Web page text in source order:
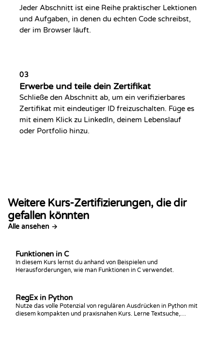
Jeder Abschnitt ist eine Reihe praktischer Lektionen
und Aufgaben, in denen du echten Code schreibst,
der im Browser läuft.
03
Erwerbe und teile dein Zertifikat
Schließe den Abschnitt ab, um ein verifizierbares
Zertifikat mit eindeutiger ID freizuschalten. Füge es
mit einem Klick zu LinkedIn, deinem Lebenslauf
oder Portfolio hinzu.
Weitere Kurs-Zertifizierungen, die dir
gefallen könnten
Alle ansehen →
Funktionen in C
In diesem Kurs lernst du anhand von Beispielen und
Herausforderungen, wie man Funktionen in C verwendet.
RegEx in Python
Nutze das volle Potenzial von regulären Ausdrücken in Python mit
diesem kompakten und praxisnahen Kurs. Lerne Textsuche,